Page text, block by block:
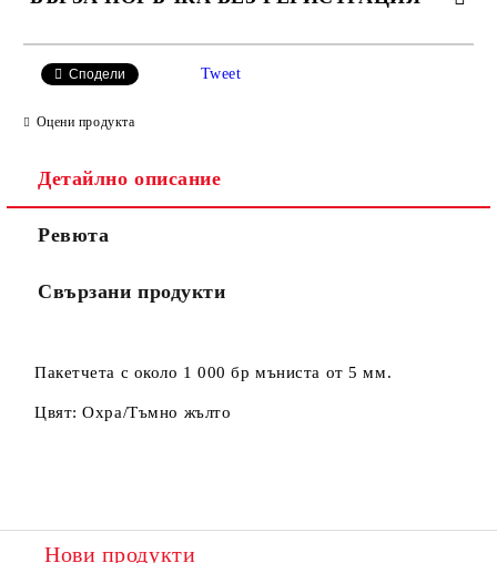
Ние ще се свържем с вас в рамките на работния ден.
Сподели Tweet
Оцени продукта
Детайлно описание
Ревюта
Свързани продукти
Пакетчета с около 1 000 бр мъниста от 5 мм.
Цвят: Охра/Тъмно жълто
Нови продукти